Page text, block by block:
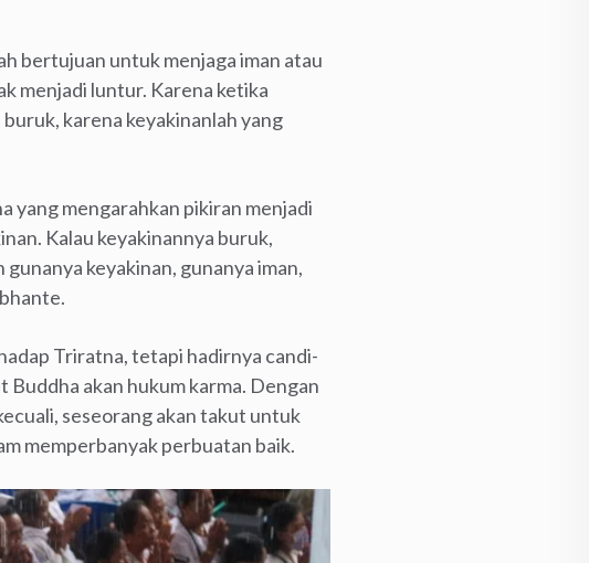
bertujuan untuk menjaga iman atau
menjadi luntur. Karena ketika
karena keyakinanlah yang
yang mengarahkan pikiran menjadi
Kalau keyakinannya buruk,
keyakinan, gunanya iman,
Triratna, tetapi hadirnya candi-
Buddha akan hukum karma. Dengan
seseorang akan takut untuk
memperbanyak perbuatan baik.